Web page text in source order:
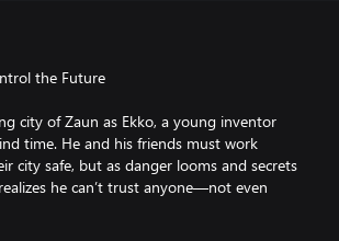
the Future
city of Zaun as Ekko, a young inventor
time. He and his friends must work
city safe, but as danger looms and secrets
he can’t trust anyone—not even